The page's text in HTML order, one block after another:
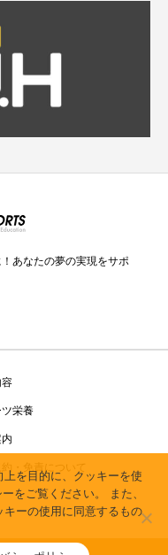
あなたの夢の実現をサポ
栄養
・免責について
を目的に、クッキーを使
をご覧ください。 また、
ーの使用に同意するもの